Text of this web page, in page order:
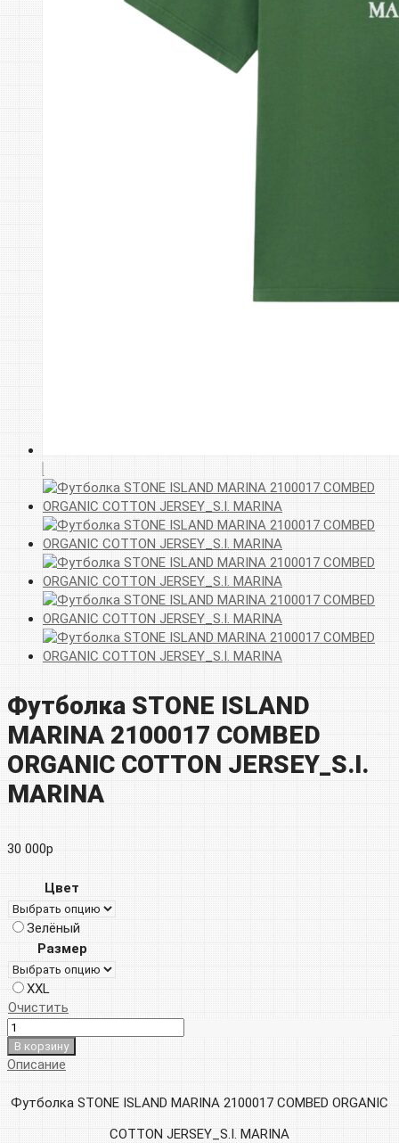
Футболка STONE ISLAND
MARINA 2100017 COMBED
ORGANIC COTTON JERSEY_S.I.
MARINA
30 000р
Цвет
Зелёный
Размер
XXL
Очистить
В корзину
Описание
Футболка STONE ISLAND MARINA 2100017 COMBED ORGANIC
COTTON JERSEY_S.I. MARINA